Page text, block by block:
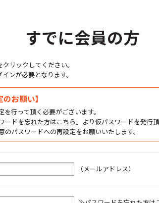
すでに会員の方
リックしてください。
ンが必要となります。
お願い】
行って頂く必要がございます。
ードを忘れた方はこちら 」より仮パスワードを発行頂
パスワードへの再設定をお願いいたします。
（メールアドレス）